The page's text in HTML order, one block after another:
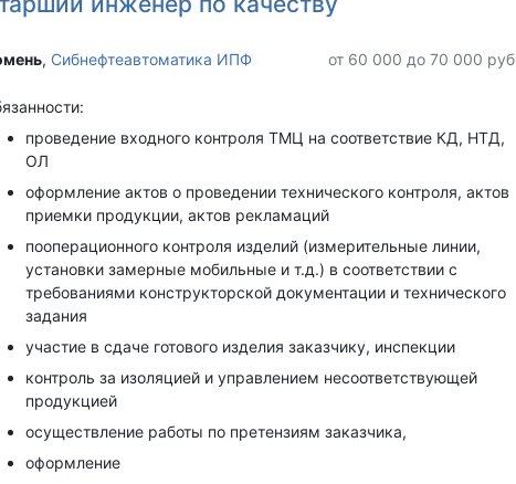
, Сибнефтеавтоматика ИПФ от 60 000 до 70 000 руб
проведение входного контроля ТМЦ на соответствие КД, НТД,
ОЛ
оформление актов о проведении технического контроля, актов
приемки продукции, актов рекламаций
пооперационного контроля изделий (измерительные линии,
установки замерные мобильные и т.д.) в соответствии с
требованиями конструкторской документации и технического
задания
участие в сдаче готового изделия заказчику, инспекции
контроль за изоляцией и управлением несоответствующей
продукцией
осуществление работы по претензиям заказчика,
оформление